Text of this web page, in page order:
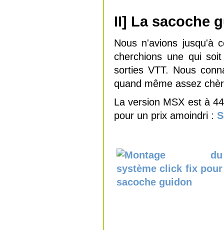
II] La sacoche
Nous n'avions jusqu'à
cherchions une qui
sorties VTT. Nous
quand même assez
La version MSX est à
pour un prix amoindri :